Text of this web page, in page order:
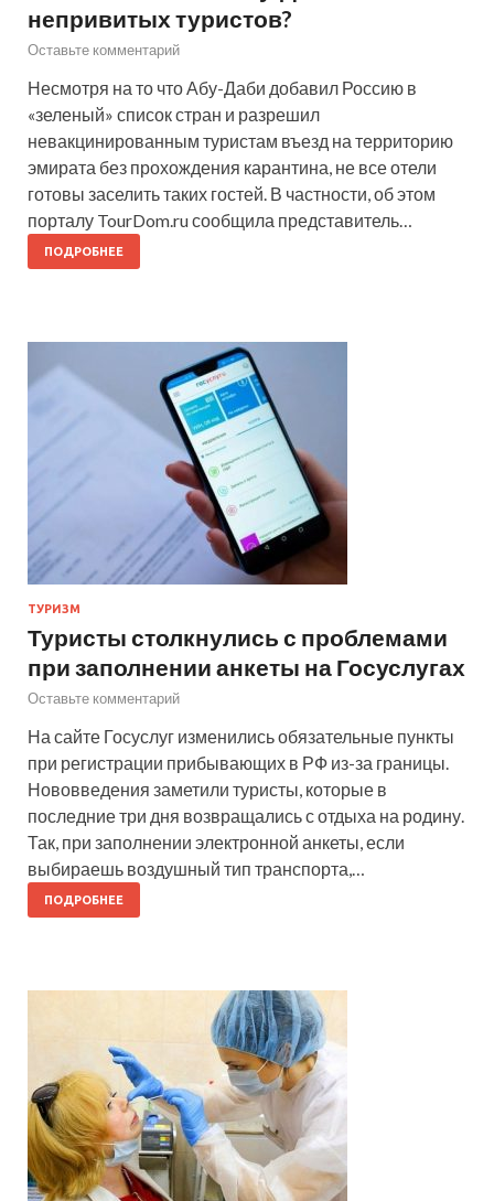
непривитых туристов?
Оставьте комментарий
Несмотря на то что Абу-Даби добавил Россию в
«зеленый» список стран и разрешил
невакцинированным туристам въезд на территорию
эмирата без прохождения карантина, не все отели
готовы заселить таких гостей. В частности, об этом
порталу TourDom.ru сообщила представитель…
ПОДРОБНЕЕ
ТУРИЗМ
Туристы столкнулись с проблемами
при заполнении анкеты на Госуслугах
Оставьте комментарий
На сайте Госуслуг изменились обязательные пункты
при регистрации прибывающих в РФ из-за границы.
Нововведения заметили туристы, которые в
последние три дня возвращались с отдыха на родину.
Так, при заполнении электронной анкеты, если
выбираешь воздушный тип транспорта,…
ПОДРОБНЕЕ